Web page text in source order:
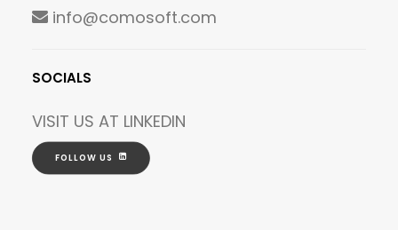
info@comosoft.com
SOCIALS
VISIT US AT LINKEDIN
FOLLOW US